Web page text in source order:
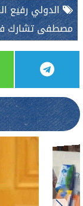
الدولي رفيع
مصطفى تشارك